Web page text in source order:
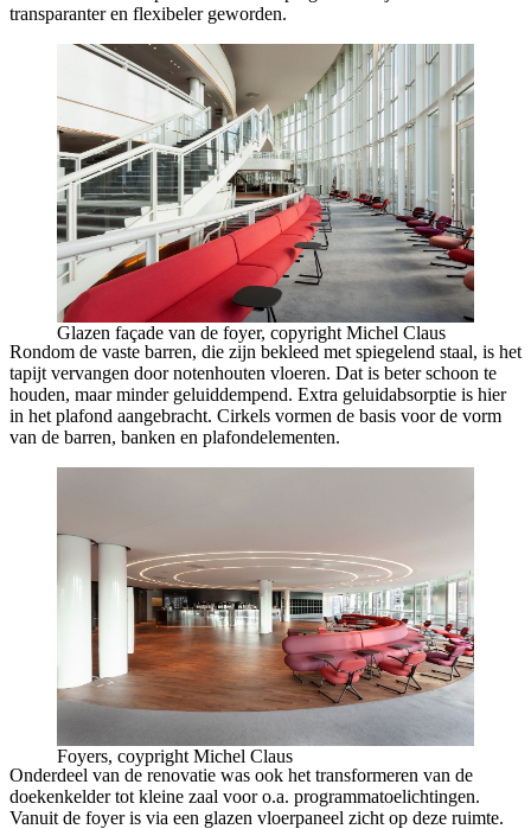
transparanter en flexibeler geworden.
Glazen façade van de foyer, copyright Michel Claus
Rondom de vaste barren, die zijn bekleed met spiegelend staal, is het
tapijt vervangen door notenhouten vloeren. Dat is beter schoon te
houden, maar minder geluiddempend. Extra geluidabsorptie is hier
in het plafond aangebracht. Cirkels vormen de basis voor de vorm
van de barren, banken en plafondelementen.
Foyers, coypright Michel Claus
Onderdeel van de renovatie was ook het transformeren van de
doekenkelder tot kleine zaal voor o.a. programmatoelichtingen.
Vanuit de foyer is via een glazen vloerpaneel zicht op deze ruimte.